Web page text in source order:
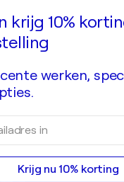
krijg 10%
werken,
Krijg nu 10% korting